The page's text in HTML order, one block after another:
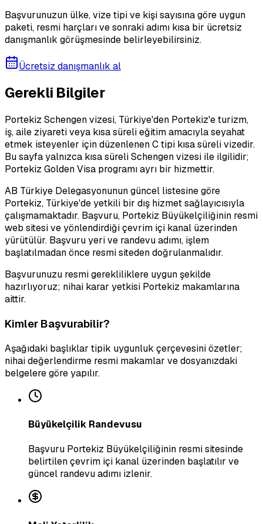
Başvurunuzun ülke, vize tipi ve kişi sayısına göre uygun
paketi, resmi harçları ve sonraki adımı kısa bir ücretsiz
danışmanlık görüşmesinde belirleyebilirsiniz.
Ücretsiz danışmanlık al
Gerekli Bilgiler
Portekiz Schengen vizesi, Türkiye'den Portekiz'e turizm,
iş, aile ziyareti veya kısa süreli eğitim amacıyla seyahat
etmek isteyenler için düzenlenen C tipi kısa süreli vizedir.
Bu sayfa yalnızca kısa süreli Schengen vizesi ile ilgilidir;
Portekiz Golden Visa programı ayrı bir hizmettir.
AB Türkiye Delegasyonunun güncel listesine göre
Portekiz, Türkiye'de yetkili bir dış hizmet sağlayıcısıyla
çalışmamaktadır. Başvuru, Portekiz Büyükelçiliğinin resmi
web sitesi ve yönlendirdiği çevrim içi kanal üzerinden
yürütülür. Başvuru yeri ve randevu adımı, işlem
başlatılmadan önce resmi siteden doğrulanmalıdır.
Başvurunuzu resmi gerekliliklere uygun şekilde
hazırlıyoruz; nihai karar yetkisi Portekiz makamlarına
aittir.
Kimler Başvurabilir?
Aşağıdaki başlıklar tipik uygunluk çerçevesini özetler;
nihai değerlendirme resmi makamlar ve dosyanızdaki
belgelere göre yapılır.
Büyükelçilik Randevusu
Başvuru Portekiz Büyükelçiliğinin resmi sitesinde
belirtilen çevrim içi kanal üzerinden başlatılır ve
güncel randevu adımı izlenir.